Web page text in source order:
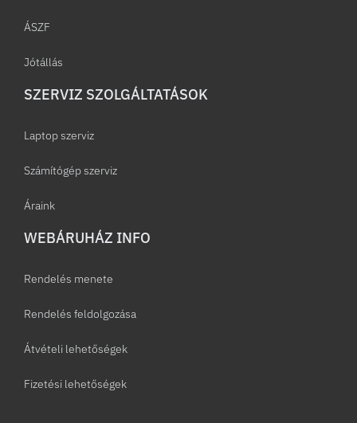
ÁSZF
Jótállás
SZERVIZ SZOLGÁLTATÁSOK
Laptop szerviz
Számítógép szerviz
Áraink
WEBÁRUHÁZ INFO
Rendelés menete
Rendelés feldolgozása
Átvételi lehetőségek
Fizetési lehetőségek